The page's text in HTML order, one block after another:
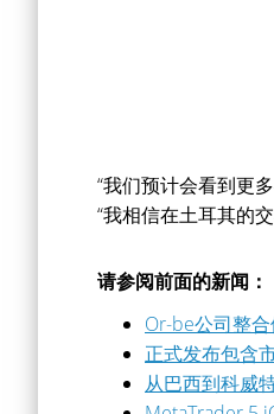
“我们预计会看到更
“我相信在土耳其的
请参阅前面的新闻：
Or-be公司整
正式发布包含
从巴西到科威